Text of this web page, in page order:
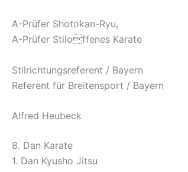
A-Prüfer Shotokan-Ryu,
A-Prüfer Stiloffenes Karate
Stilrichtungsreferent / Bayern
Referent für Breitensport / Bayern
Alfred Heubeck
8. Dan Karate
1. Dan Kyusho Jitsu